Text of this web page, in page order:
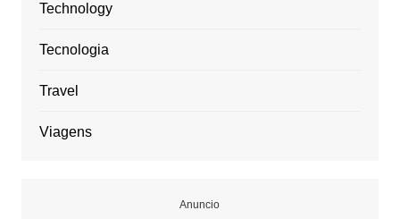
Technology
Tecnologia
Travel
Viagens
Anuncio